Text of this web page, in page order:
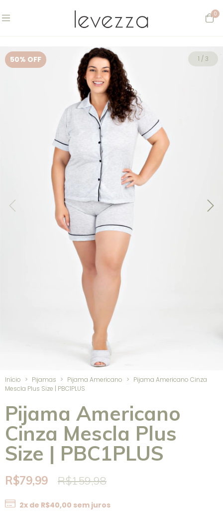
0
50% OFF 1 /3
Início > Pijamas > Pijama Americano > Pijama Americano Cinza
Mescla Plus Size | PBC1PLUS
Pijama Americano
Cinza Mescla Plus
Size | PBC1PLUS
R$79,99 R$159,98
2x de R$40,00 sem juros